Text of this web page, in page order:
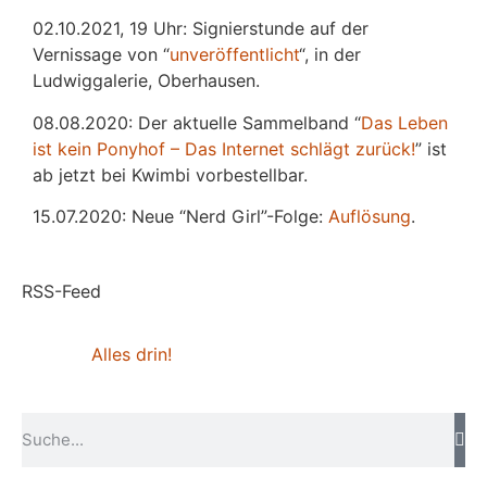
02.10.2021, 19 Uhr: Signierstunde auf der
Vernissage von “unveröffentlicht“, in der
Ludwiggalerie, Oberhausen.
08.08.2020: Der aktuelle Sammelband “Das Leben
ist kein Ponyhof – Das Internet schlägt zurück!” ist
ab jetzt bei Kwimbi vorbestellbar.
15.07.2020: Neue “Nerd Girl”-Folge: Auflösung.
RSS-Feed
Alles drin!